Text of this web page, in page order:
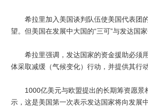
希拉里加入美国谈判队伍使美国代表团
望。但美国在发展中大国的“三可”与发达国
希拉里强调，发达国家的资金援助必须用
体采取减缓（气候变化）行动，并提供其行
1000亿美元与欧盟提出的长期筹资愿景
示，这是美国第一次表示发达国家将向发展